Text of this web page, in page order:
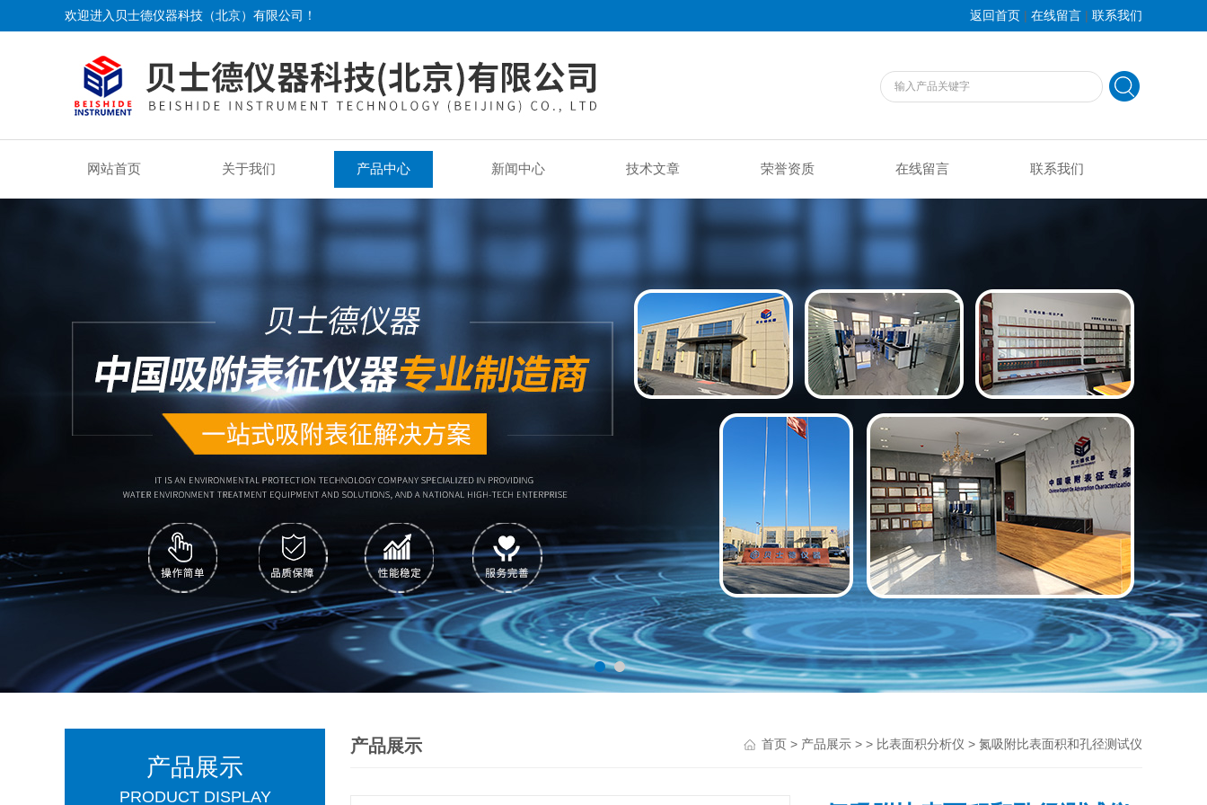
欢迎进入贝士德仪器科技（北京）有限公司！ 返回首页 | 在线留言 | 联系我们
网站首页 关于我们 产品中心 新闻中心 技术文章 荣誉资质 在线留言 联系我们
产品展示
PRODUCT DISPLAY
产品展示 首页 > 产品展示 > > 比表面积分析仪 > 氮吸附比表面积和孔径测试仪